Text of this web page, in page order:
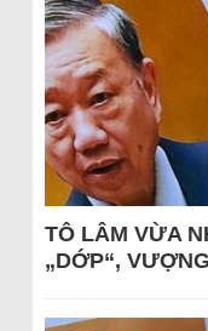
TÔ LÂM VỪA
„DỚP“,